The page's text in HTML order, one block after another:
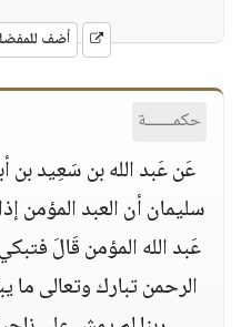
أضف
حكمــــــة
عَن عَبد الله بن سَعِيد
سليمان أن العبد المؤمن
عَبد الله المؤمن قَالَ
الرحمن تبارك وتعالى ما